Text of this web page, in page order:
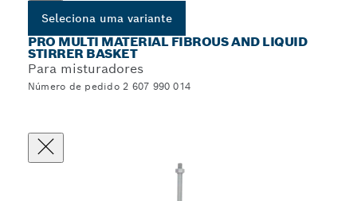
Seleciona uma variante
PRO MULTI MATERIAL FIBROUS AND LIQUID
STIRRER BASKET
Para misturadores
Número de pedido 2 607 990 014